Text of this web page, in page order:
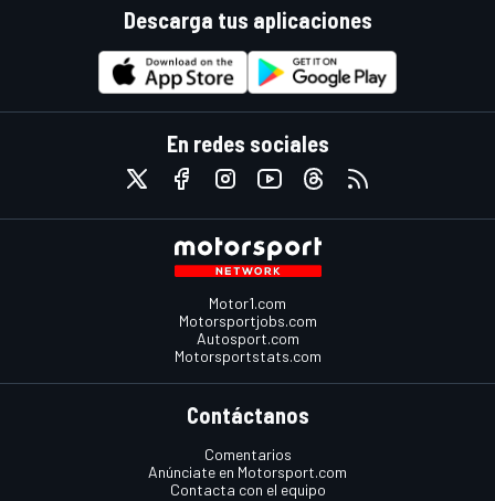
Descarga tus aplicaciones
En redes sociales
Motor1.com
Motorsportjobs.com
Autosport.com
Motorsportstats.com
Contáctanos
Comentarios
Anúnciate en Motorsport.com
Contacta con el equipo